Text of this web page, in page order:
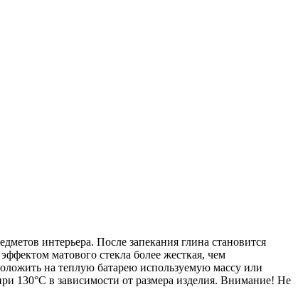
интерьера. После запекания глина становится
матового стекла более жесткая, чем
на теплую батарею используемую массу или
130°C в зависимости от размера изделия. Внимание! Не